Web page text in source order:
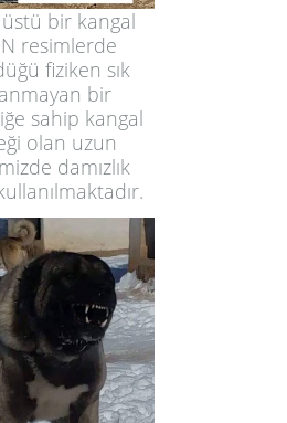
bir kangal
resimlerde
fiziken sık
bir
sahip kangal
olan uzun
damızlık